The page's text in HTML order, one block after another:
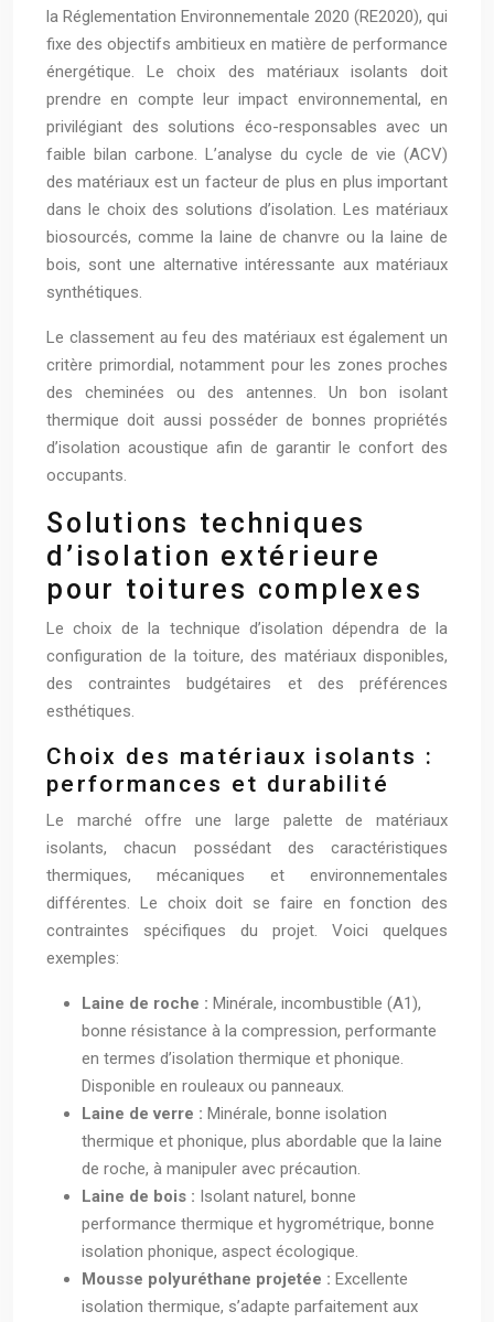
la Réglementation Environnementale 2020 (RE2020), qui
fixe des objectifs ambitieux en matière de performance
énergétique. Le choix des matériaux isolants doit
prendre en compte leur impact environnemental, en
privilégiant des solutions éco-responsables avec un
faible bilan carbone. L’analyse du cycle de vie (ACV)
des matériaux est un facteur de plus en plus important
dans le choix des solutions d’isolation. Les matériaux
biosourcés, comme la laine de chanvre ou la laine de
bois, sont une alternative intéressante aux matériaux
synthétiques.
Le classement au feu des matériaux est également un
critère primordial, notamment pour les zones proches
des cheminées ou des antennes. Un bon isolant
thermique doit aussi posséder de bonnes propriétés
d’isolation acoustique afin de garantir le confort des
occupants.
Solutions techniques
d’isolation extérieure
pour toitures complexes
Le choix de la technique d’isolation dépendra de la
configuration de la toiture, des matériaux disponibles,
des contraintes budgétaires et des préférences
esthétiques.
Choix des matériaux isolants :
performances et durabilité
Le marché offre une large palette de matériaux
isolants, chacun possédant des caractéristiques
thermiques, mécaniques et environnementales
différentes. Le choix doit se faire en fonction des
contraintes spécifiques du projet. Voici quelques
exemples:
Laine de roche : Minérale, incombustible (A1),
bonne résistance à la compression, performante
en termes d’isolation thermique et phonique.
Disponible en rouleaux ou panneaux.
Laine de verre : Minérale, bonne isolation
thermique et phonique, plus abordable que la laine
de roche, à manipuler avec précaution.
Laine de bois : Isolant naturel, bonne
performance thermique et hygrométrique, bonne
isolation phonique, aspect écologique.
Mousse polyuréthane projetée : Excellente
isolation thermique, s’adapte parfaitement aux